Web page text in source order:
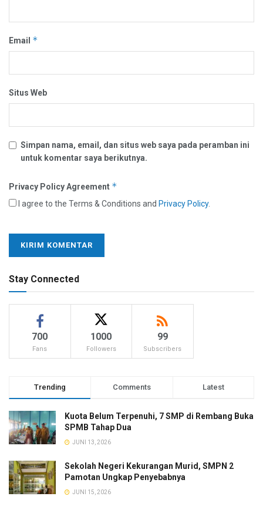
Email *
Situs Web
Simpan nama, email, dan situs web saya pada peramban ini
untuk komentar saya berikutnya.
Privacy Policy Agreement *
I agree to the Terms & Conditions and Privacy Policy.
Stay Connected
700
Fans
1000
Followers
99
Subscribers
Trending Comments Latest
Kuota Belum Terpenuhi, 7 SMP di Rembang Buka
SPMB Tahap Dua
JUNI 13, 2026
Sekolah Negeri Kekurangan Murid, SMPN 2
Pamotan Ungkap Penyebabnya
JUNI 15, 2026